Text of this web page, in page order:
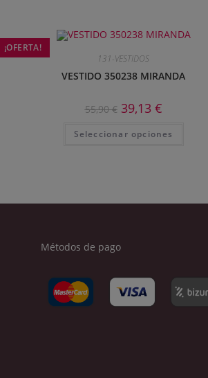
¡OFERTA!
131-VESTIDOS
VESTIDO 350238 MIRANDA
55,90€ 39,13 €
Seleccionar opciones
Métodos de pago